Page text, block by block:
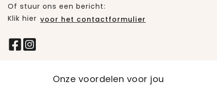
Of stuur ons een bericht:
Klik hier voor het contactformulier
Onze voordelen voor jou